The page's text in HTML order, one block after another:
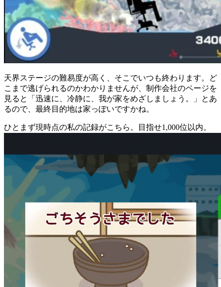
天界ステージの難易度が高く、そこでいつも終わります。ど
こまで逃げられるのかわかりませんが、制作会社のページを
見ると「迅速に、冷静に、我が家をめざしましょう。」とあ
るので、最終目的地は家っぽいですかね。
ひとまず現時点の私の記録がこちら。目指せ1,000位以内。